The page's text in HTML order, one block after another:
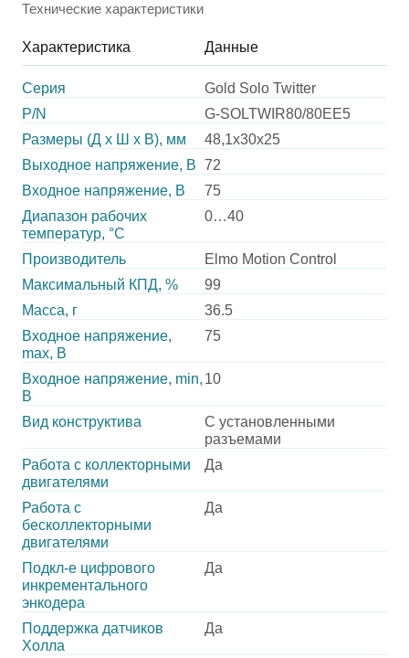
Технические характеристики
Характеристика Данные
Серия
Gold Solo Twitter
P/N
G-SOLTWIR80/80EE5
Размеры (Д х Ш х В), мм
48,1х30х25
Выходное напряжение, В 72
Входное напряжение, В
75
Диапазон рабочих
температур, °С
0…40
Производитель
Elmo Motion Control
Максимальный КПД, %
99
Масса, г
36.5
Входное напряжение,
max, В
75
Входное напряжение, min,
В
10
Вид конструктива
С установленными
разъемами
Работа с коллекторными
двигателями
Да
Работа с
бесколлекторными
двигателями
Да
Подкл-е цифрового
инкрементального
энкодера
Да
Поддержка датчиков
Холла
Да